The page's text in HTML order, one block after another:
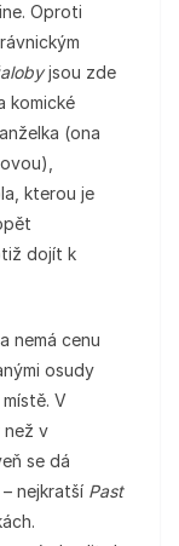
Oproti
jsou zde
komické
(ona
kterou je
dojít k
nemá cenu
osudy
V
než v
se dá
nejkratší Past